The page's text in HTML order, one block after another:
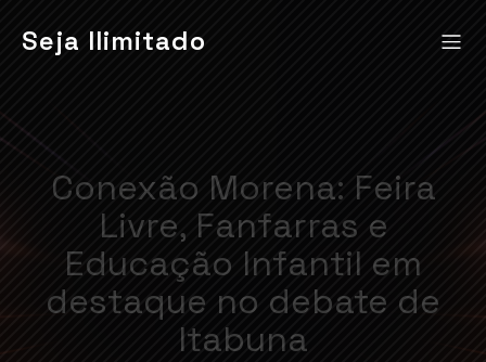
Seja Ilimitado
Conexão Morena: Feira
Livre, Fanfarras e
Educação Infantil em
destaque no debate de
Itabuna